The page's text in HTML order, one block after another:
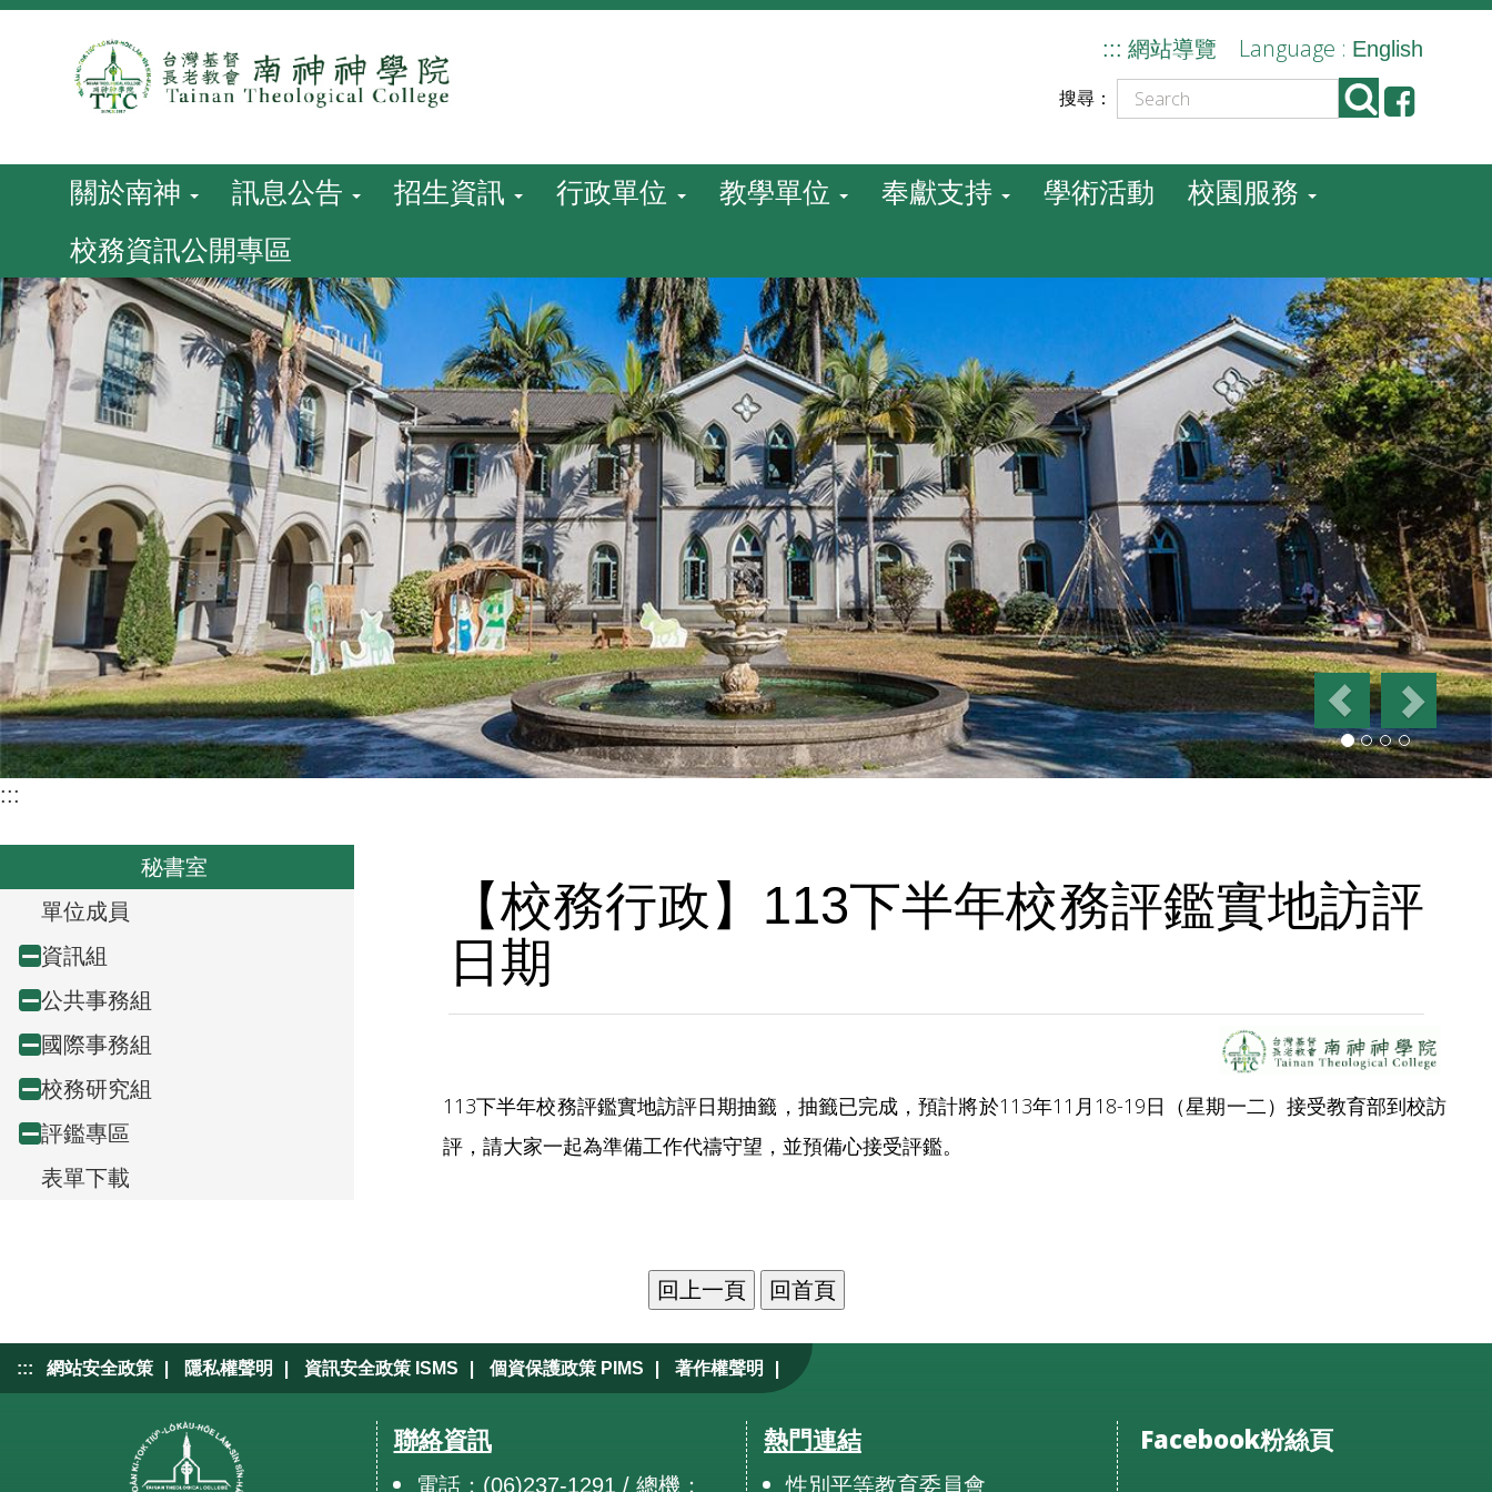
跳
::: 網站導覽 Language : English
搜尋：
關於南神 訊息公告 招生資訊 行政單位 教學單位 奉獻支持 學術活動
校園服務
校務資訊公開專區
P
r
e
v
N
e
x
t
:::
秘書室
T
r
e
e
v
i
e
單位成員
Collapse
node
資訊組
Collapse
node
公共事務組
Collapse
node
國際事務組
Collapse
node
校務研究組
Collapse
node
評鑑專區
表單下載
【校務行政】113下半年校務評鑑實地訪評
日期
113下半年校務評鑑實地訪評日期抽籤，抽籤已完成，預計將於113年11月18-19日（星期一二）接受教育部到校訪
評，請大家一起為準備工作代禱守望，並預備心接受評鑑。
::: 網站安全政策 | 隱私權聲明 | 資訊安全政策 ISMS | 個資保護政策 PIMS | 著作權聲明 |
聯絡資訊
電話：(06)237-1291 / 總機：
熱門連結
性別平等教育委員會
Facebook粉絲頁